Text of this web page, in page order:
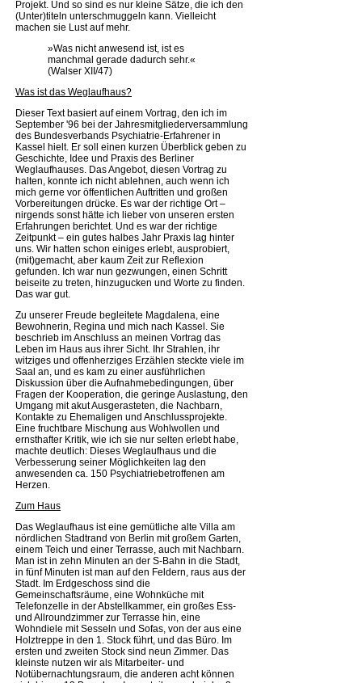
Projekt. Und so sind es nur kleine Sätze, die ich den
(Unter)titeln unterschmuggeln kann. Vielleicht
machen sie Lust auf mehr.
»Was nicht anwesend ist, ist es
manchmal gerade dadurch sehr.«
(Walser XII/47)
Was ist das Weglaufhaus?
Dieser Text basiert auf einem Vortrag, den ich im
September '96 bei der Jahresmitgliederversammlung
des Bundesverbands Psychiatrie-Erfahrener in
Kassel hielt. Er soll einen kurzen Überblick geben zu
Geschichte, Idee und Praxis des Berliner
Weglaufhauses. Das Angebot, diesen Vortrag zu
halten, konnte ich nicht ablehnen, auch wenn ich
mich gerne vor öffentlichen Auftritten und großen
Vorbereitungen drücke. Es war der richtige Ort –
nirgends sonst hätte ich lieber von unseren ersten
Erfahrungen berichtet. Und es war der richtige
Zeitpunkt – ein gutes halbes Jahr Praxis lag hinter
uns. Wir hatten schon einiges erlebt, ausprobiert,
(mit)gemacht, aber kaum Zeit zur Reflexion
gefunden. Ich war nun gezwungen, einen Schritt
beiseite zu treten, hinzugucken und Worte zu finden.
Das war gut.
Zu unserer Freude begleitete Magdalena, eine
Bewohnerin, Regina und mich nach Kassel. Sie
beschrieb im Anschluss an meinen Vortrag das
Leben im Haus aus ihrer Sicht. Ihr Strahlen, ihr
witziges und offenherziges Erzählen steckte viele im
Saal an, und es kam zu einer ausführlichen
Diskussion über die Aufnahmebedingungen, über
Fragen der Kooperation, die geringe Auslastung, den
Umgang mit akut Ausgerasteten, die Nachbarn,
Kontakte zu Ehemaligen und Anschlussprojekte.
Eine fruchtbare Mischung aus Wohlwollen und
ernsthafter Kritik, wie ich sie nur selten erlebt habe,
machte deutlich: Dieses Weglaufhaus und die
Verbesserung seiner Möglichkeiten lag den
anwesenden ca. 150 Psychiatriebetroffenen am
Herzen.
Zum Haus
Das Weglaufhaus ist eine gemütliche alte Villa am
nördlichen Stadtrand von Berlin mit großem Garten,
einem Teich und einer Terrasse, auch mit Nachbarn.
Man ist in zehn Minuten an der S-Bahn in die Stadt,
in fünf Minuten ist man auf den Feldern, raus aus der
Stadt. Im Erdgeschoss sind die
Gemeinschaftsräume, eine Wohnküche mit
Telefonzelle in der Abstellkammer, ein großes Ess-
und Allroundzimmer zur Terrasse hin, eine
Wohndiele mit Sesseln und Sofas, von der aus eine
Holztreppe in den 1. Stock führt, und das Büro. Im
ersten und zweiten Stock sind neun Zimmer. Das
kleinste nutzen wir als Mitarbeiter- und
Notübernachtungsraum, die anderen acht können